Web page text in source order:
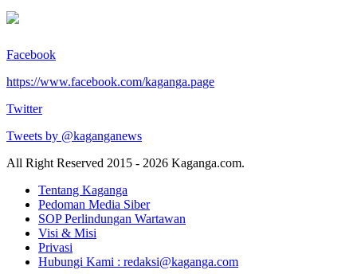
Facebook
https://www.facebook.com/kaganga.page
Twitter
Tweets by @kaganganews
All Right Reserved 2015 - 2026 Kaganga.com.
Tentang Kaganga
Pedoman Media Siber
SOP Perlindungan Wartawan
Visi & Misi
Privasi
Hubungi Kami : redaksi@kaganga.com